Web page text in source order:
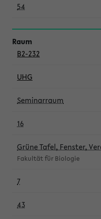
54
B2-232
UHG
Seminarraum
16
Grüne Tafel, Fenster,
Fakultät für Biologie
7
43